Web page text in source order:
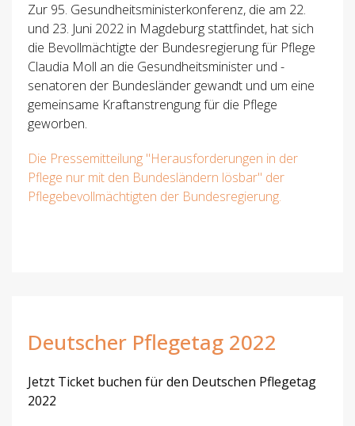
Zur 95. Gesundheitsministerkonferenz, die am 22.
und 23. Juni 2022 in Magdeburg stattfindet, hat sich
die Bevollmächtigte der Bundesregierung für Pflege
Claudia Moll an die Gesundheitsminister und -
senatoren der Bundesländer gewandt und um eine
gemeinsame Kraftanstrengung für die Pflege
geworben.
Die Pressemitteilung "Herausforderungen in der
Pflege nur mit den Bundesländern lösbar" der
Pflegebevollmächtigten der Bundesregierung.
Deutscher Pflegetag 2022
Jetzt Ticket buchen für den Deutschen Pflegetag
2022